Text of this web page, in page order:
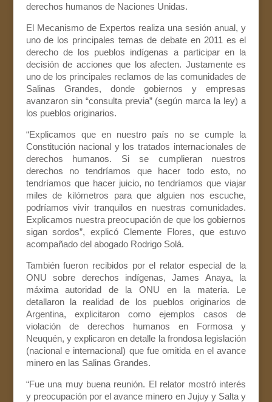
derechos humanos de Naciones Unidas.
El Mecanismo de Expertos realiza una sesión anual, y
uno de los principales temas de debate en 2011 es el
derecho de los pueblos indígenas a participar en la
decisión de acciones que los afecten. Justamente es
uno de los principales reclamos de las comunidades de
Salinas Grandes, donde gobiernos y empresas
avanzaron sin “consulta previa” (según marca la ley) a
los pueblos originarios.
“Explicamos que en nuestro país no se cumple la
Constitución nacional y los tratados internacionales de
derechos humanos. Si se cumplieran nuestros
derechos no tendríamos que hacer todo esto, no
tendríamos que hacer juicio, no tendríamos que viajar
miles de kilómetros para que alguien nos escuche,
podríamos vivir tranquilos en nuestras comunidades.
Explicamos nuestra preocupación de que los gobiernos
sigan sordos”, explicó Clemente Flores, que estuvo
acompañado del abogado Rodrigo Solá.
También fueron recibidos por el relator especial de la
ONU sobre derechos indígenas, James Anaya, la
máxima autoridad de la ONU en la materia. Le
detallaron la realidad de los pueblos originarios de
Argentina, explicitaron como ejemplos casos de
violación de derechos humanos en Formosa y
Neuquén, y explicaron en detalle la frondosa legislación
(nacional e internacional) que fue omitida en el avance
minero en las Salinas Grandes.
“Fue una muy buena reunión. El relator mostró interés
y preocupación por el avance minero en Jujuy y Salta y